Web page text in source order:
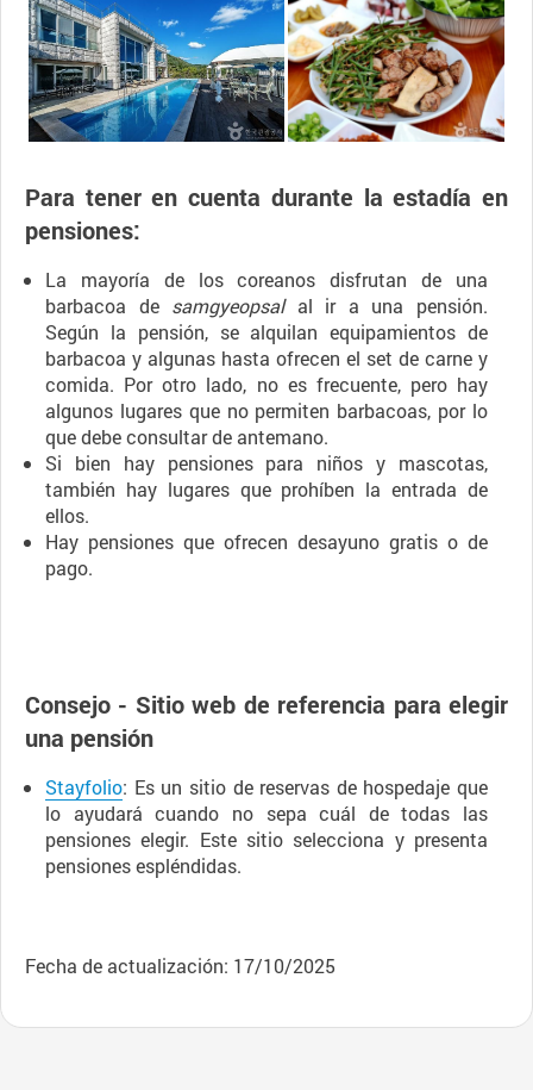
Para tener en cuenta durante la estadía en
pensiones:
La mayoría de los coreanos disfrutan de una
barbacoa de samgyeopsalal ir a una pensión.
Según la pensión, se alquilan equipamientos de
barbacoa y algunas hasta ofrecen el set de carne y
comida. Por otro lado, no es frecuente, pero hay
algunos lugares que no permiten barbacoas, por lo
que debe consultar de antemano.
Si bien hay pensiones para niños y mascotas,
también hay lugares que prohíben la entrada de
ellos.
Hay pensiones que ofrecen desayuno gratis o de
pago.
Consejo - Sitio web de referencia para elegir
una pensión
Stayfolio: Es un sitio de reservas de hospedaje que
lo ayudará cuando no sepa cuál de todas las
pensiones elegir. Este sitio selecciona y presenta
pensiones espléndidas.
Fecha de actualización: 17/10/2025